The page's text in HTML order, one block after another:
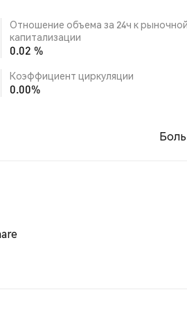
Отношение объема за 24ч к
капитализации
0.02 %
Коэффициент циркуляции
0.00%